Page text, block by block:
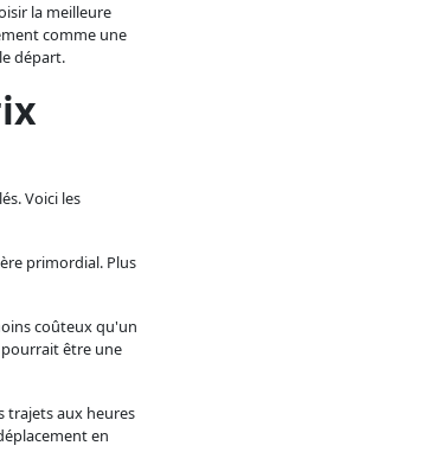
la meilleure
comme une
départ.
Voici les
primordial. Plus
coûteux qu'un
être une
trajets aux heures
en